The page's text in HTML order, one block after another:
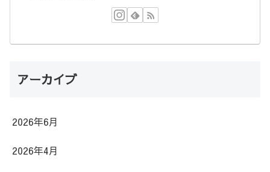
アーカイブ
2026年6月
2026年4月